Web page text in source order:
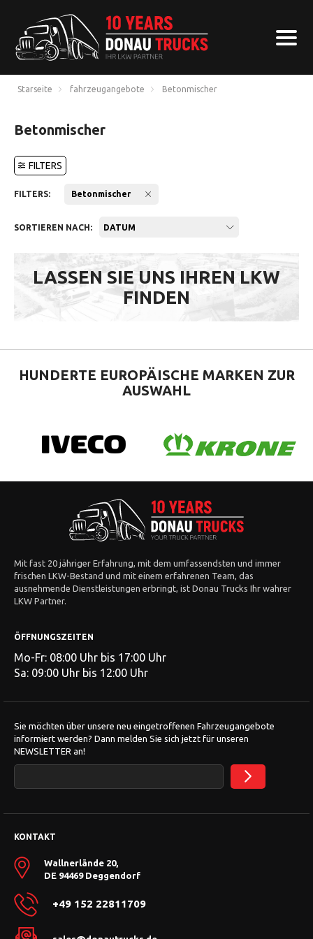
Starseite fahrzeugangebote Betonmischer
Betonmischer
FILTERS
FILTERS: Betonmischer
SORTIEREN NACH: DATUM
LASSEN SIE UNS IHREN LKW
FINDEN
HUNDERTE EUROPÄISCHE MARKEN ZUR
AUSWAHL
Mit fast 20 jähriger Erfahrung, mit dem umfassendsten und immer
frischen LKW-Bestand und mit einem erfahrenen Team, das
ausnehmende Dienstleistungen erbringt, ist Donau Trucks Ihr wahrer
LKW Partner.
ÖFFNUNGSZEITEN
Mo-Fr: 08:00 Uhr bis 17:00 Uhr
Sa: 09:00 Uhr bis 12:00 Uhr
KONTAKT
Wallnerlände 20,
DE 94469 Deggendorf
+49 152 22811709
Sie möchten über unsere neu eingetroffenen Fahrzeugangebote
informiert werden? Dann melden Sie sich jetzt für unseren
NEWSLETTER an!